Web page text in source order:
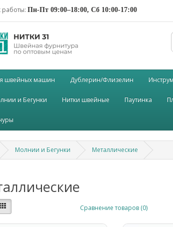
работы: Пн-Пт 09:00–18:00, Сб 10:00-17:00
швейных машин Дублерин/Флизелин
и Бегунки Нитки швейные Паутинка
Молнии и Бегунки Металлические
Сравнение товаров (0)